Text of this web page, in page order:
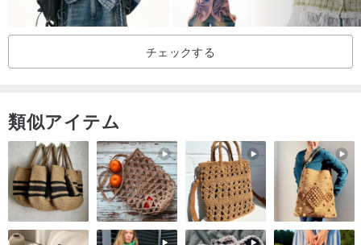
色について
写真を本物に近いものにするように最善を尽くしましたが、ディス
[乾燥空洞]品質の問題を除き、すべての商品が販売された後は、主観
的な返品理由を受け入れません。理解し、サイズを必ず確認してく
ださい！
サイズ情報：ワンサイズ
チェックする
類似アイテム